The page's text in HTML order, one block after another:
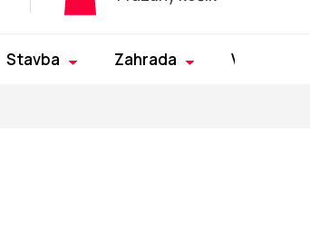
košík
Stavba Zahrada Výprodej